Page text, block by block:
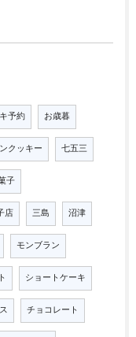
予約 お歳暮
クッキー 七五三
子
店 三島 沼津
モンブラン
ショートケーキ
チョコレート